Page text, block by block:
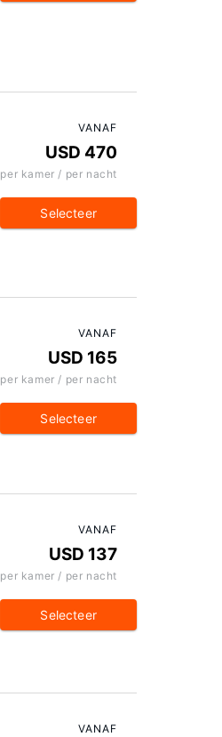
VANAF
USD 470
per kamer / per nacht
Selecteer
VANAF
USD 165
per kamer / per nacht
Selecteer
VANAF
USD 137
per kamer / per nacht
Selecteer
VANAF